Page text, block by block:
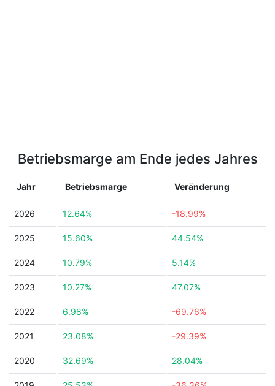
Betriebsmarge am Ende jedes Jahres
Jahr Betriebsmarge Veränderung
2026 12.64% -18.99%
2025 15.60% 44.54%
2024 10.79% 5.14%
2023 10.27% 47.07%
2022 6.98% -69.76%
2021 23.08% -29.39%
2020 32.69% 28.04%